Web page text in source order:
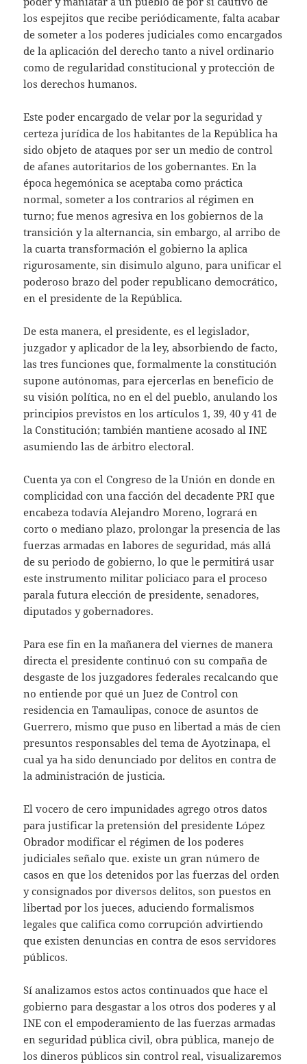
los espejitos que recibe periódicamente, falta acabar
de someter a los poderes judiciales como encargados
de la aplicación del derecho tanto a nivel ordinario
como de regularidad constitucional y protección de
los derechos humanos.
Este poder encargado de velar por la seguridad y
certeza jurídica de los habitantes de la República ha
sido objeto de ataques por ser un medio de control
de afanes autoritarios de los gobernantes. En la
época hegemónica se aceptaba como práctica
normal, someter a los contrarios al régimen en
turno; fue menos agresiva en los gobiernos de la
transición y la alternancia, sin embargo, al arribo de
la cuarta transformación el gobierno la aplica
rigurosamente, sin disimulo alguno, para unificar el
poderoso brazo del poder republicano democrático,
en el presidente de la República.
De esta manera, el presidente, es el legislador,
juzgador y aplicador de la ley, absorbiendo de facto,
las tres funciones que, formalmente la constitución
supone autónomas, para ejercerlas en beneficio de
su visión política, no en el del pueblo, anulando los
principios previstos en los artículos 1, 39, 40 y 41 de
la Constitución; también mantiene acosado al INE
asumiendo las de árbitro electoral.
Cuenta ya con el Congreso de la Unión en donde en
complicidad con una facción del decadente PRI que
encabeza todavía Alejandro Moreno, logrará en
corto o mediano plazo, prolongar la presencia de las
fuerzas armadas en labores de seguridad, más allá
de su periodo de gobierno, lo que le permitirá usar
este instrumento militar policiaco para el proceso
parala futura elección de presidente, senadores,
diputados y gobernadores.
Para ese fin en la mañanera del viernes de manera
directa el presidente continuó con su compaña de
desgaste de los juzgadores federales recalcando que
no entiende por qué un Juez de Control con
residencia en Tamaulipas, conoce de asuntos de
Guerrero, mismo que puso en libertad a más de cien
presuntos responsables del tema de Ayotzinapa, el
cual ya ha sido denunciado por delitos en contra de
la administración de justicia.
El vocero de cero impunidades agrego otros datos
para justificar la pretensión del presidente López
Obrador modificar el régimen de los poderes
judiciales señalo que. existe un gran número de
casos en que los detenidos por las fuerzas del orden
y consignados por diversos delitos, son puestos en
libertad por los jueces, aduciendo formalismos
legales que califica como corrupción advirtiendo
que existen denuncias en contra de esos servidores
públicos.
Sí analizamos estos actos continuados que hace el
gobierno para desgastar a los otros dos poderes y al
INE con el empoderamiento de las fuerzas armadas
en seguridad pública civil, obra pública, manejo de
los dineros públicos sin control real, visualizaremos